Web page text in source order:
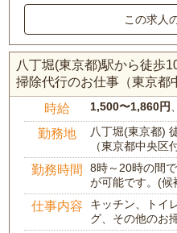
この求人
八丁堀(東京都)駅から徒歩
掃除代行のお仕事（東京都
時給 1,500〜1,860円
勤務地
八丁堀(東京都)
（東京都中央区
勤務時間
8時～20時の間
が可能です。(候
仕事内容
キッチン、トイ
グ、その他のお